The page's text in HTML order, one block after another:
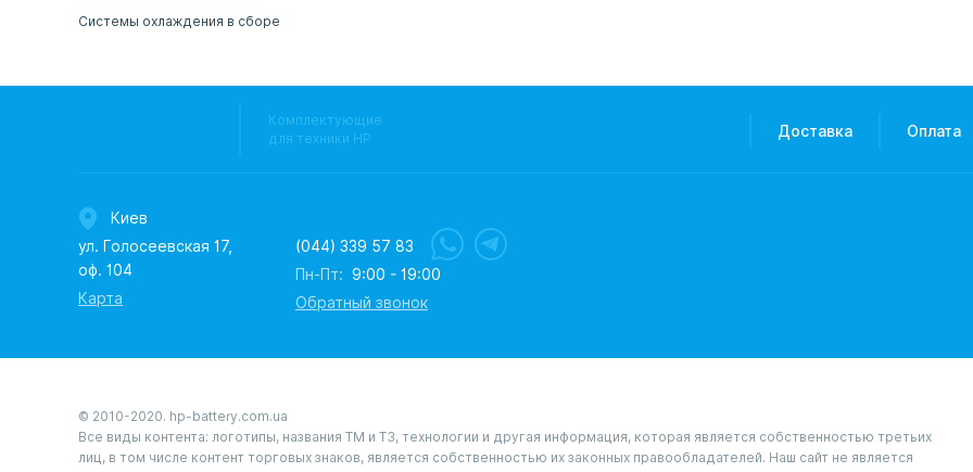
Системы охлаждения в сборе
Комплектующие
для техники HP
Доставка Оплата
Киев
ул. Голосеевская 17,
оф. 104
Карта
(044) 339 57 83
Пн-Пт: 9:00 - 19:00
Обратный звонок
© 2010-2020. hp-battery.com.ua
Все виды контента: логотипы, названия ТМ и ТЗ, технологии и другая информация, которая является собственностью третьих
лиц, в том числе контент торговых знаков, является собственностью их законных правообладателей. Наш сайт не является